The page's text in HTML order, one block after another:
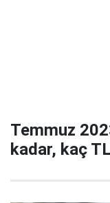
Temmuz
kadar, kaç